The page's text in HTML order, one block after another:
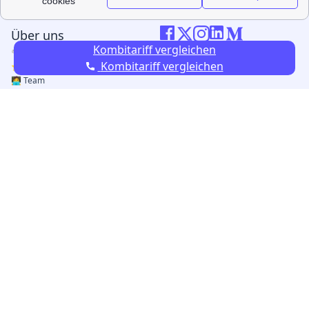
Kombitariff vergleichen
Kombitariff vergleichen